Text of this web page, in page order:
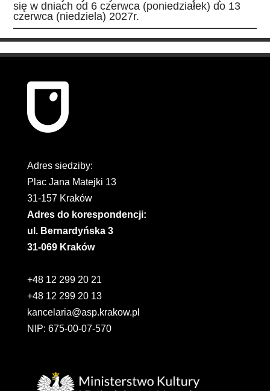
się w dniach od 6 czerwca (poniedziałek) do 13
czerwca (niedziela) 2027r.
Adres siedziby:
Plac Jana Matejki 13
31-157 Kraków
Adres do korespondencji:
ul. Bernardyńska 3
31-069 Kraków
+48 12 299 20 21
+48 12 299 20 13
kancelaria@asp.krakow.pl
NIP: 675-00-07-570